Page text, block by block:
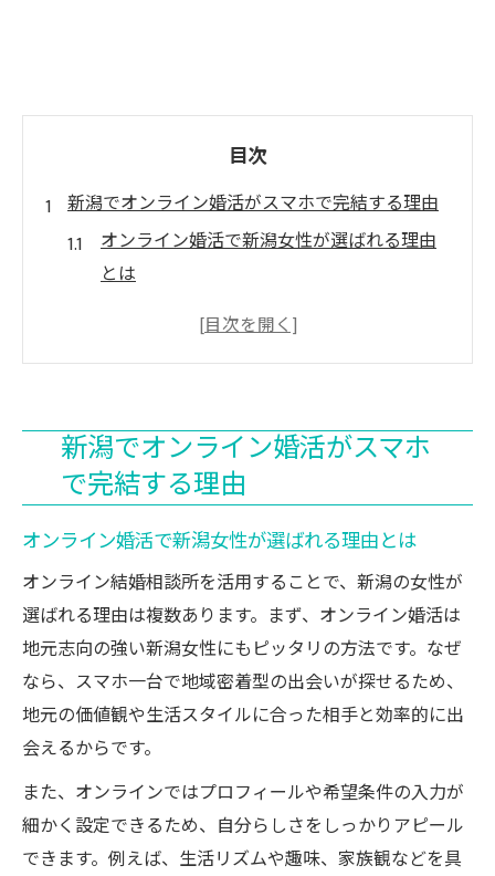
目次
新潟でオンライン婚活がスマホで完結する理由
オンライン婚活で新潟女性が選ばれる理由
とは
スマホ完結で婚活を始めるメリットと安心
新潟で今オンライン婚活が注目されるワケ
オンライン結婚相談所の特徴と選び方を解説
オンライン結婚相談所の基本的な特徴を知
る
新潟婚活に合うオンライン相談所の選び方
スマホ完結型相談所のメリットと注意点
オンライン相談所で安心して婚活を進める
コツ
自分に合うオンライン結婚相談所の探し方
忙しい女性にこそおすすめの婚活スタイル
忙しい毎日でもオンライン婚活なら続けや
すい
新潟でオンライン婚活がスマホ
で完結する理由
オンライン婚活で新潟女性が選ばれる理由とは
オンライン結婚相談所を活用することで、新潟の女性が
選ばれる理由は複数あります。まず、オンライン婚活は
地元志向の強い新潟女性にもピッタリの方法です。なぜ
なら、スマホ一台で地域密着型の出会いが探せるため、
地元の価値観や生活スタイルに合った相手と効率的に出
会えるからです。
また、オンラインではプロフィールや希望条件の入力が
細かく設定できるため、自分らしさをしっかりアピール
できます。例えば、生活リズムや趣味、家族観などを具